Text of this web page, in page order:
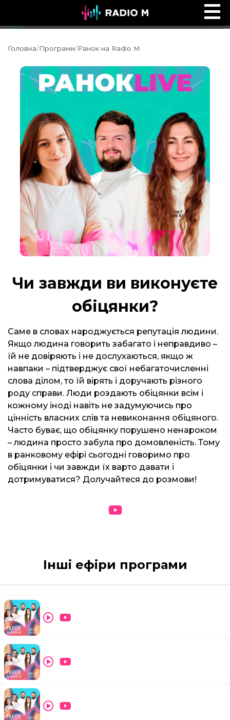
Сторінками Біблії
Головна/Програми/Ранок на Radio M
Чи завжди ви виконуєте
обіцянки?
Саме в словах народжується репутація людини.
Якщо людина говорить забагато і неправдиво –
їй не довіряють і не дослухаються, якщо ж
навпаки – підтверджує свої небагаточисленні
слова ділом, то їй вірять і доручають різного
роду справи. Люди роздають обіцянки всім і
кожному іноді навіть не задумуючись про
цінність власних слів та невиконання обіцяного.
Часто буває, що обіцянку порушено ненароком
– людина просто забула про домовленість. Тому
в ранковому ефірі сьогодні говоримо про
обіцянки і чи завжди їх варто давати і
дотримуватися? Долучайтеся до розмови!
Інші ефіри програми